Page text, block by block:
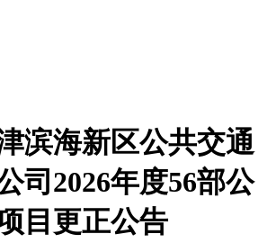
滨海新区公共交通
司2026年度56部公
目更正公告